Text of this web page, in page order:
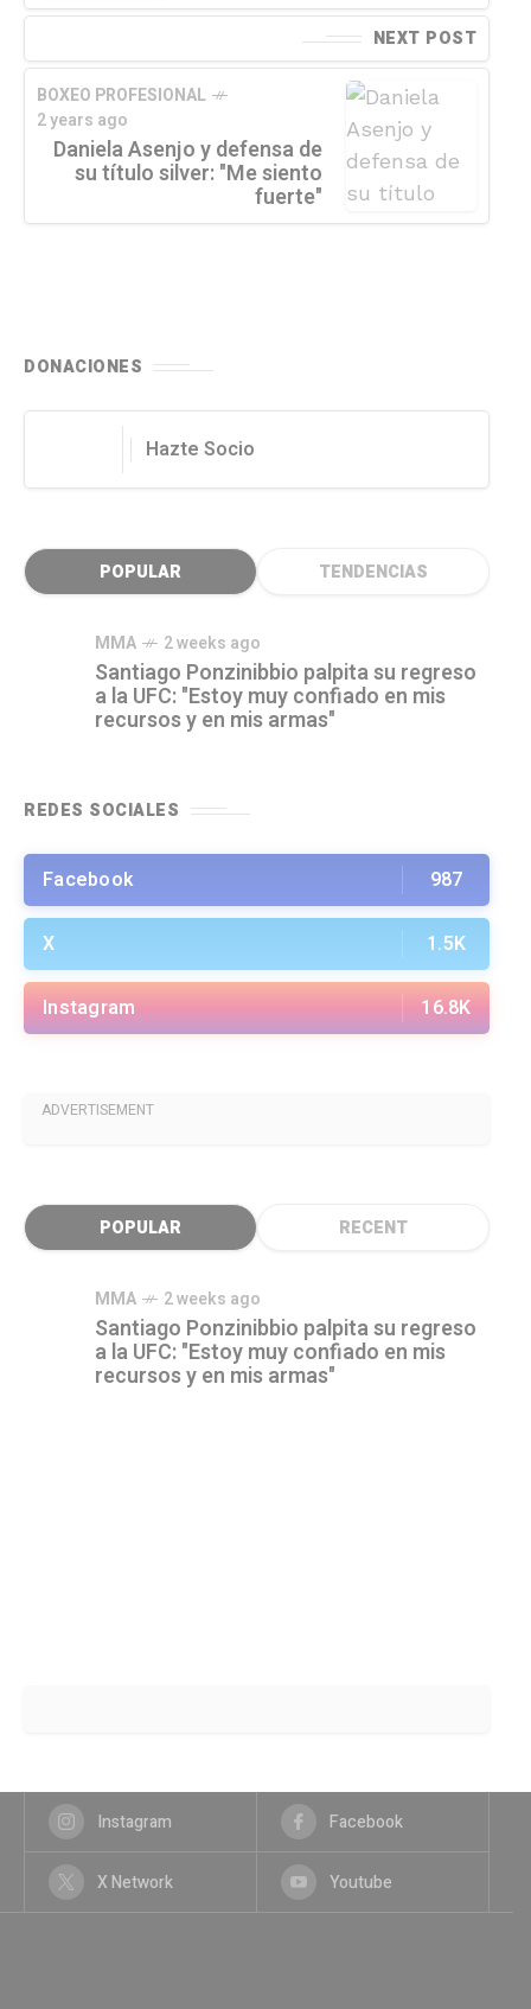
NEXT POST
BOXEO PROFESIONAL
2 years ago
Daniela Asenjo y defensa de
su título silver: "Me siento
fuerte"
DONACIONES
Hazte Socio
POPULAR TENDENCIAS
MMA 2 weeks ago
Santiago Ponzinibbio palpita su regreso
a la UFC: "Estoy muy confiado en mis
recursos y en mis armas"
REDES SOCIALES
Facebook 987
X 1.5K
Instagram 16.8K
ADVERTISEMENT
POPULAR RECENT
MMA 2 weeks ago
Santiago Ponzinibbio palpita su regreso
a la UFC: "Estoy muy confiado en mis
recursos y en mis armas"
Instagram Facebook
X Network Youtube